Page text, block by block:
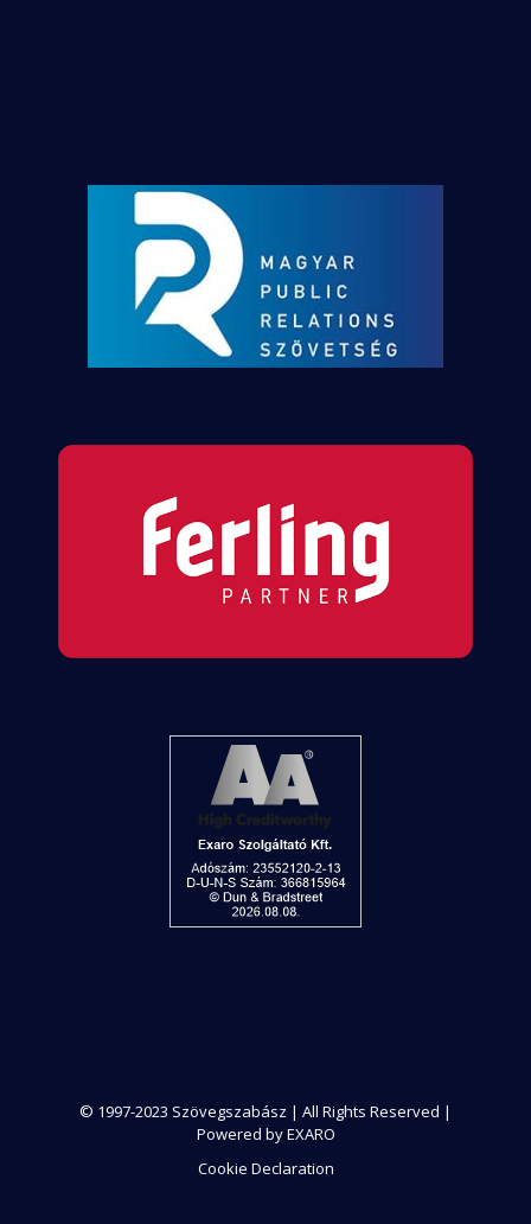
© 1997-2023 Szövegszabász | All Rights Reserved |
Powered by EXARO
Cookie Declaration